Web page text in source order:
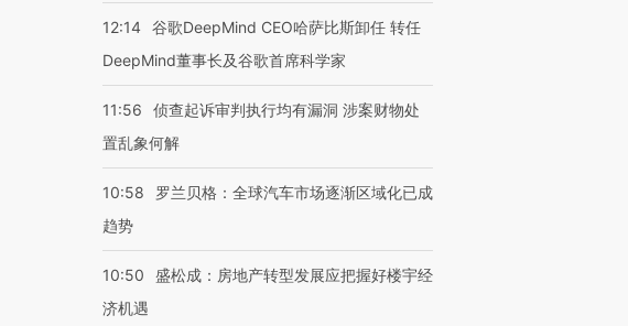
12:14 谷歌DeepMind CEO哈萨比斯卸任 转任
DeepMind董事长及谷歌首席科学家
11:56
侦查起诉审判执行均有漏洞 涉案财物处
置乱象何解
10:58
罗兰贝格：全球汽车市场逐渐区域化已成
趋势
10:50
盛松成：房地产转型发展应把握好楼宇经
济机遇